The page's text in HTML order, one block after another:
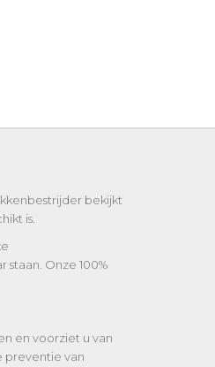
bekijkt
is.
Onze 100%
en voorziet u van
preventie van